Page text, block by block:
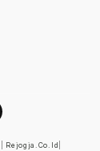
Rejogja.co.id